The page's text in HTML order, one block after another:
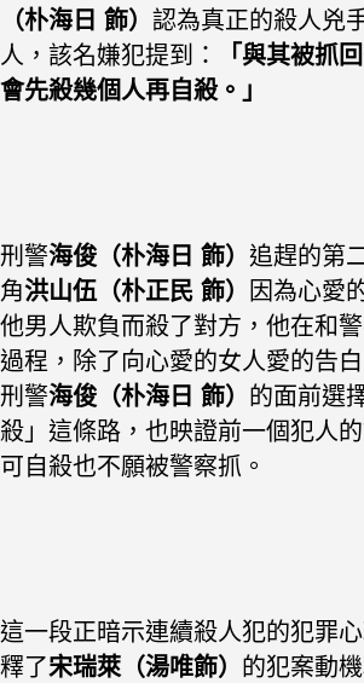
（朴海日 飾） 認為真正的殺人兇
人，該名嫌犯提到：
「與其被抓
會先殺幾個人再自殺。 」
刑警海俊（朴海日 飾） 追趕的第
角洪山伍 （朴正民 飾）
因為心愛
他男人欺負而殺了對方，他在和
過程，除了向心愛的女人愛的告
刑警海俊（朴海日 飾） 的面前選
殺」這條路，也映證前一個犯人
可自殺也不願被警察抓。
這一段正暗示連續殺人犯的犯罪
釋了宋瑞萊（湯唯飾） 的犯案動